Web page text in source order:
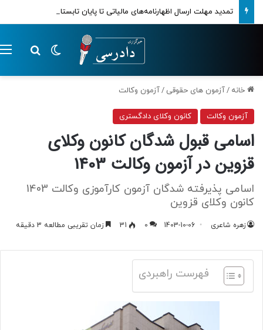
تمدید مهلت ارسال اظهارنامه‌های مالیاتی تا پایان تابستان 1405
تغییر پوسته
خانه /آزمون های حقوقی /آزمون وکالت
آزمون وکالت کانون وکلای دادگستری
اسامی قبول شدگان کانون وکلای
قزوین در آزمون وکالت 1403
اسامی پذیرفته شدگان آزمون کارآموزی وکالت 1403
کانون وکلای قزوین
زهره شاعری 1403-10-06
0
31 زمان تقریبی مطالعه 3 دقیقه
فهرست راهبردی